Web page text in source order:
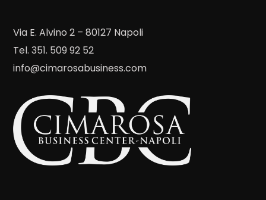
Via E. Alvino 2 – 80127 Napoli
Tel. 351. 509 92 52
info@cimarosabusiness.com